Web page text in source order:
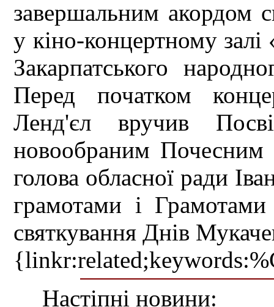
завершальним акордом
у кіно-концертному
Закарпатського
Перед початком
Ленд'єл вручив
новообраним Почесним
голова обласної ради
грамотами і
святкування Днів
Настіпні новини: